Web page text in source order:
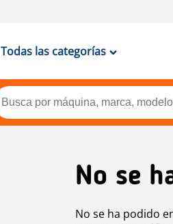
Todas las categorías
No se
No se ha podido